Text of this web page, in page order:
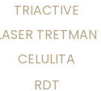
TRIACTIVE
TRETMAN
CELULITA
RDT